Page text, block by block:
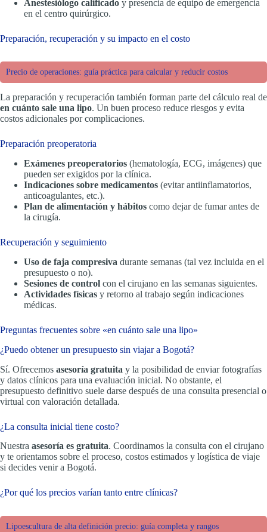
Anestesiólogo calificado y presencia de equipo de emergencia
en el centro quirúrgico.
Preparación, recuperación y su impacto en el costo
Precio de operaciones: guía práctica para calcular y reducir costos
La preparación y recuperación también forman parte del cálculo real de
en cuánto sale una lipo. Un buen proceso reduce riesgos y evita
costos adicionales por complicaciones.
Preparación preoperatoria
Exámenes preoperatorios (hematología, ECG, imágenes) que
pueden ser exigidos por la clínica.
Indicaciones sobre medicamentos (evitar antiinflamatorios,
anticoagulantes, etc.).
Plan de alimentación y hábitos como dejar de fumar antes de
la cirugía.
Recuperación y seguimiento
Uso de faja compresiva durante semanas (tal vez incluida en el
presupuesto o no).
Sesiones de control con el cirujano en las semanas siguientes.
Actividades físicas y retorno al trabajo según indicaciones
médicas.
Preguntas frecuentes sobre «en cuánto sale una lipo»
¿Puedo obtener un presupuesto sin viajar a Bogotá?
Sí. Ofrecemos asesoría gratuita y la posibilidad de enviar fotografías
y datos clínicos para una evaluación inicial. No obstante, el
presupuesto definitivo suele darse después de una consulta presencial o
virtual con valoración detallada.
¿La consulta inicial tiene costo?
Nuestra asesoría es gratuita. Coordinamos la consulta con el cirujano
y te orientamos sobre el proceso, costos estimados y logística de viaje
si decides venir a Bogotá.
¿Por qué los precios varían tanto entre clínicas?
Lipoescultura de alta definición precio: guía completa y rangos